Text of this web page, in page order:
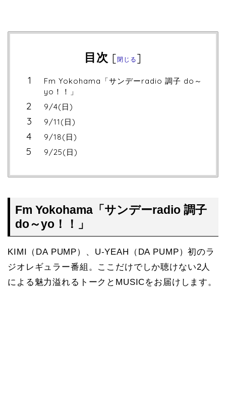
目次 [閉じる ]
Fm Yokohama「サンデーradio 調子 do～
yo！！」
9/4(日)
9/11(日)
9/18(日)
9/25(日)
Fm Yokohama「サンデーradio 調子
do～yo！！」
KIMI（DA PUMP）、U-YEAH（DA PUMP）初のラ
ジオレギュラー番組。ここだけでしか聴けない2人
による魅力溢れるトークとMUSICをお届けします。